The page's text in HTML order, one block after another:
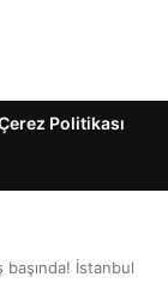
Politikası
başında! İstanbul